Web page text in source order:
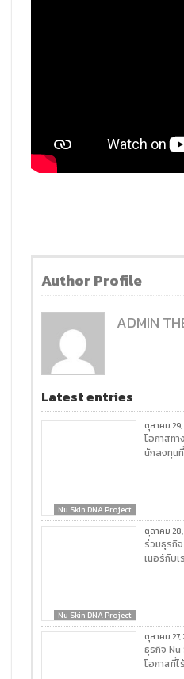
Author Profile
ADMIN
Latest entries
Nu Skin DNA Project
ตุลาคม 29,
โอกาสท
นักลงทุน
Nu Skin DNA Project
ตุลาคม 28,
ร่วมธุรกิ
เนอร์กับเ
ตุลาคม 27,
ธุรกิจ
โอกาสที่